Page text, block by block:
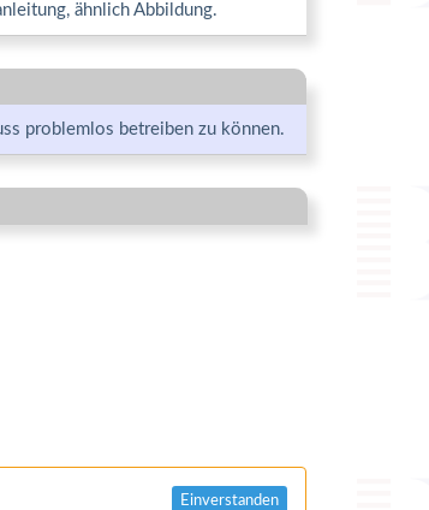
ähnlich Abbildung.
problemlos betreiben zu können.
Einverstanden